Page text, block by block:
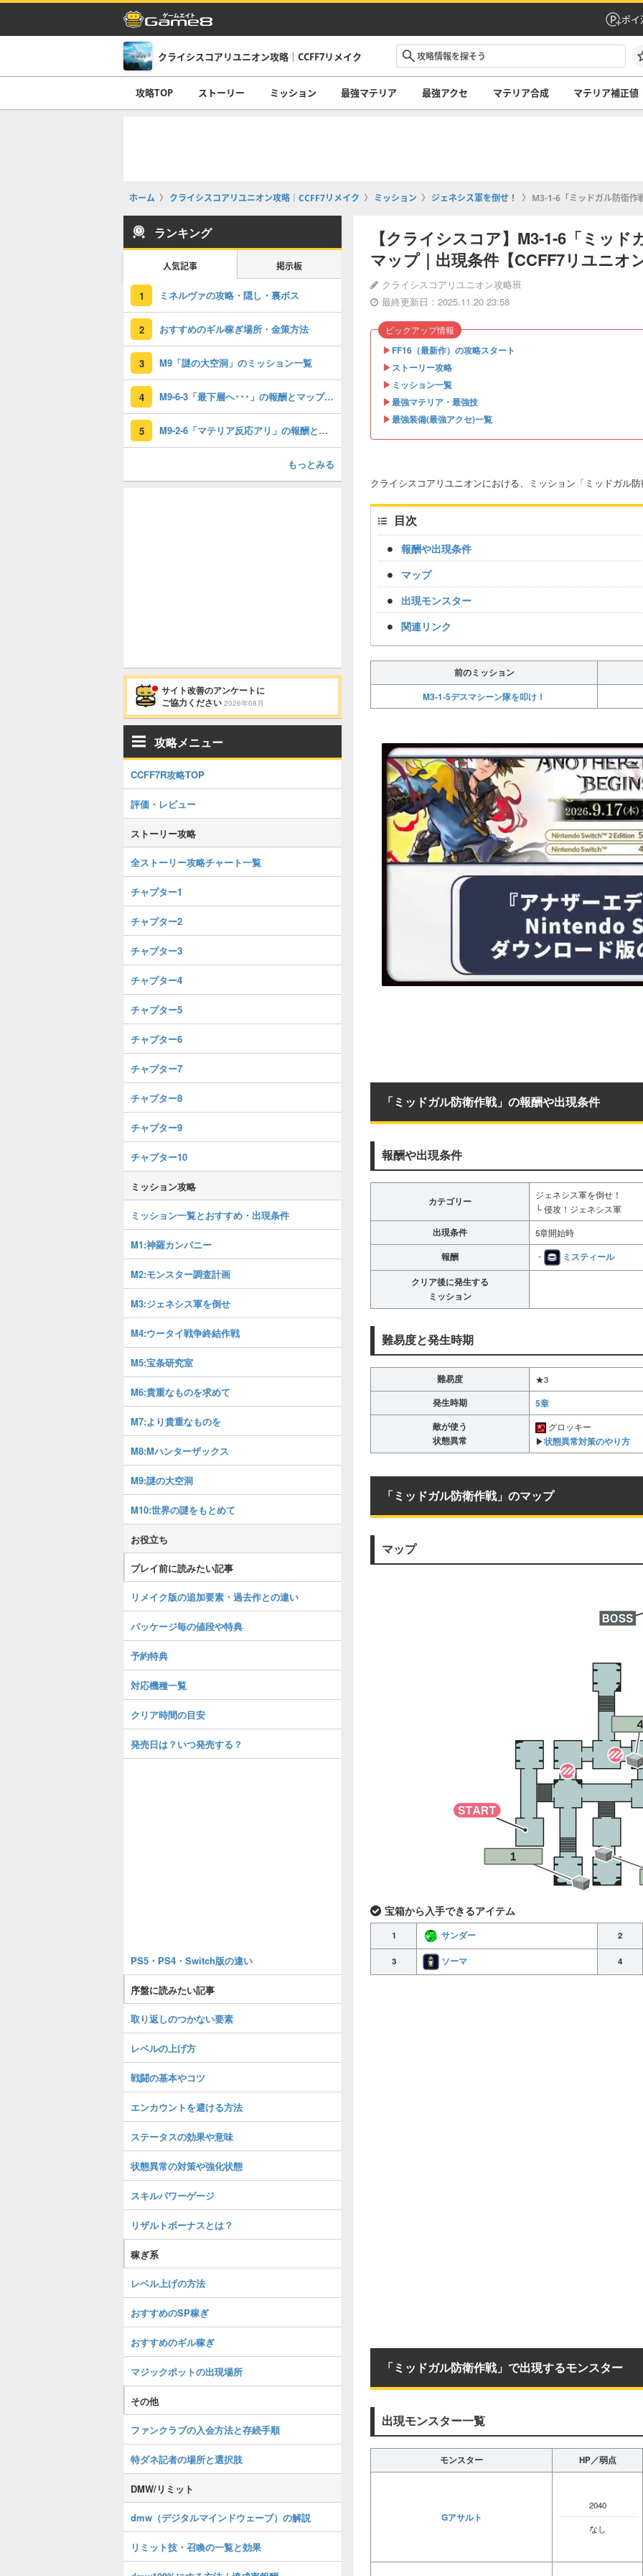
ポイ
クライシスコアリユニオン攻略｜CCFF7リメイク
攻略TOP ストーリー ミッション 最強マテリア 最強アクセ マテリア合成 マテリア補正値
ホーム クライシスコアリユニオン攻略｜CCFF7リメイク ミッション ジェネシス軍を倒せ！ M3-1-6「ミッドガル防衛作
【クライシスコア】M3-1-6「ミッド
マップ｜出現条件【CCFF7リユニオ
クライシスコアリユニオン攻略班
最終更新日：2025.11.20 23:58
▶︎FF16（最新作）の攻略スタート
▶︎ストーリー攻略
▶︎ ミッション一覧
▶︎最強マテリア・最強技
▶︎最強装備(最強アクセ)一覧
ピックアップ情報
クライシスコアリユニオンにおける、ミッション「ミッドガル
目次
報酬や出現条件
マップ
出現モンスター
関連リンク
前のミッション
M3-1-5デスマシーン隊を叩け！
「ミッドガル防衛作戦」の報酬や出現条件
報酬や出現条件
カテゴリー
ジェネシス軍を倒せ！
└ 侵攻！ジェネシス軍
出現条件 5章開始時
報酬 ・ ミスティール
クリア後に発生する
ミッション
難易度と発生時期
難易度 ★3
発生時期 5章
敵が使う
状態異常
グロッキー
▶︎状態異常対策のやり方
「ミッドガル防衛作戦」のマップ
マップ
宝箱から入手できるアイテム
1 サンダー 2
3 ソーマ 4
「ミッドガル防衛作戦」で出現するモンスター
出現モンスター一覧
モンスター HP／弱点
Gアサルト
2040
なし
ランキング
人気記事 掲示板
1 ミネルヴァの攻略・隠し・裏ボス
2 おすすめのギル稼ぎ場所・金策方法
3 M9「謎の大空洞」のミッション一覧
4 M9-6-3「最下層へ･･･」の報酬とマップ｜出現条件
5 M9-2-6「マテリア反応アリ」の報酬とマップ｜出現条件
もっとみる
サイト改善のアンケートに
ご協力ください 2026年08月
攻略メニュー
CCFF7R攻略TOP
評価・レビュー
ストーリー攻略
全ストーリー攻略チャート一覧
チャプター1
チャプター2
チャプター3
チャプター4
チャプター5
チャプター6
チャプター7
チャプター8
チャプター9
チャプター10
ミッション攻略
ミッション一覧とおすすめ・出現条件
M1:神羅カンパニー
M2:モンスター調査計画
M3:ジェネシス軍を倒せ
M4:ウータイ戦争終結作戦
M5:宝条研究室
M6:貴重なものを求めて
M7:より貴重なものを
M8:Mハンターザックス
M9:謎の大空洞
M10:世界の謎をもとめて
お役立ち
プレイ前に読みたい記事
リメイク版の追加要素・過去作との違い
パッケージ毎の値段や特典
予約特典
対応機種一覧
クリア時間の目安
発売日は？いつ発売する？
PS5・PS4・Switch版の違い
序盤に読みたい記事
取り返しのつかない要素
レベルの上げ方
戦闘の基本やコツ
エンカウントを避ける方法
ステータスの効果や意味
状態異常の対策や強化状態
スキルパワーゲージ
リザルトボーナスとは？
稼ぎ系
レベル上げの方法
おすすめのSP稼ぎ
おすすめのギル稼ぎ
マジックポットの出現場所
その他
ファンクラブの入会方法と存続手順
特ダネ記者の場所と選択肢
DMW/リミット
dmw（デジタルマインドウェーブ）の解説
リミット技・召喚の一覧と効果